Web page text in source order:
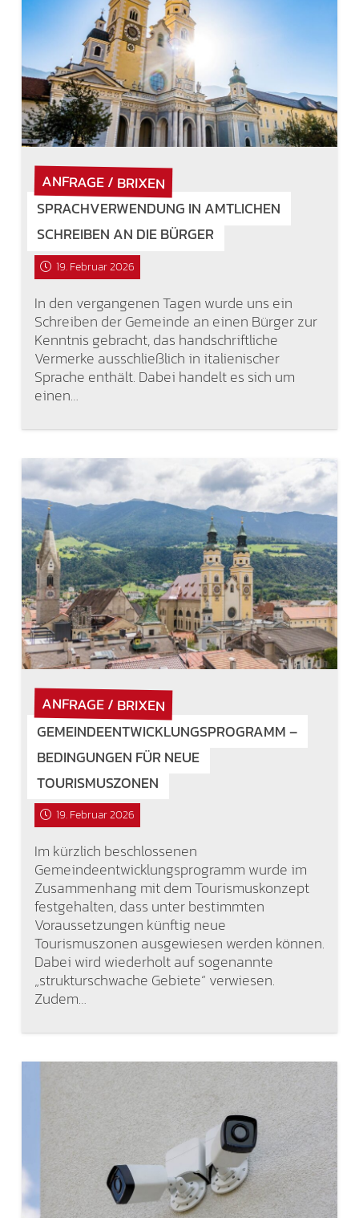
ANFRAGE / BRIXEN
SPRACHVERWENDUNG IN AMTLICHEN
SCHREIBEN AN DIE BÜRGER
19. Februar 2026
In den vergangenen Tagen wurde uns ein
Schreiben der Gemeinde an einen Bürger zur
Kenntnis gebracht, das handschriftliche
Vermerke ausschließlich in italienischer
Sprache enthält. Dabei handelt es sich um
einen…
ANFRAGE / BRIXEN
GEMEINDEENTWICKLUNGSPROGRAMM –
BEDINGUNGEN FÜR NEUE
TOURISMUSZONEN
19. Februar 2026
Im kürzlich beschlossenen
Gemeindeentwicklungsprogramm wurde im
Zusammenhang mit dem Tourismuskonzept
festgehalten, dass unter bestimmten
Voraussetzungen künftig neue
Tourismuszonen ausgewiesen werden können.
Dabei wird wiederholt auf sogenannte
„strukturschwache Gebiete“ verwiesen.
Zudem…